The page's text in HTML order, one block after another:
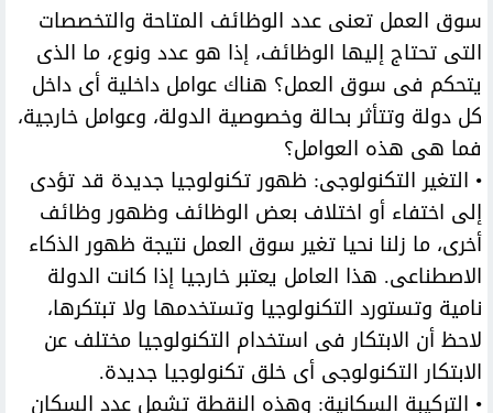
سوق العمل تعنى عدد الوظائف المتاحة والتخصصات
التى تحتاج إليها الوظائف، إذا هو عدد ونوع، ما الذى
يتحكم فى سوق العمل؟ هناك عوامل داخلية أى داخل
كل دولة وتتأثر بحالة وخصوصية الدولة، وعوامل خارجية،
فما هى هذه العوامل؟
• التغير التكنولوجى: ظهور تكنولوجيا جديدة قد تؤدى
إلى اختفاء أو اختلاف بعض الوظائف وظهور وظائف
أخرى، ما زلنا نحيا تغير سوق العمل نتيجة ظهور الذكاء
الاصطناعى. هذا العامل يعتبر خارجيا إذا كانت الدولة
نامية وتستورد التكنولوجيا وتستخدمها ولا تبتكرها،
لاحظ أن الابتكار فى استخدام التكنولوجيا مختلف عن
الابتكار التكنولوجى أى خلق تكنولوجيا جديدة.
• التركيبة السكانية: وهذه النقطة تشمل عدد السكان